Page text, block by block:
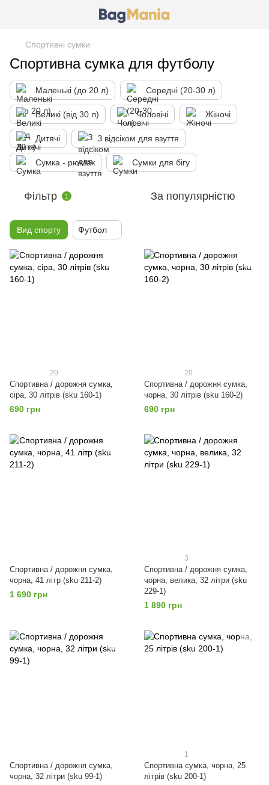
Спортивні сумки
Спортивна сумка для футболу
Маленькі (до 20 л) Середні (20-30 л)
Великі (від 30 л) Чоловічі Жіночі
Дитячі З відсіком для взуття
Сумка - рюкзак Сумки для бігу
Фільтр 1 За популярністю
Вид спорту Футбол
20
Спортивна / дорожня сумка,
сіра, 30 літрів (sku 160-1)
690 грн
20
Спортивна / дорожня сумка,
чорна, 30 літрів (sku 160-2)
690 грн
Спортивна / дорожня сумка,
чорна, 41 літр (sku 211-2)
1 690 грн
3
Спортивна / дорожня сумка,
чорна, велика, 32 літри (sku
229-1)
1 890 грн
Спортивна / дорожня сумка,
чорна, 32 літри (sku 99-1)
1
Спортивна сумка, чорна, 25
літрів (sku 200-1)